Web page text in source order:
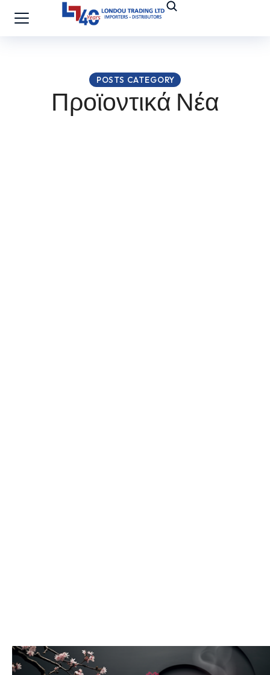
POSTS CATEGORY
Προϊοντικά Νέα